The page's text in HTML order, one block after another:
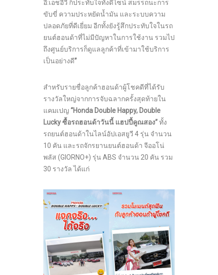
อี:เอชอีวี ก็ประทับใจทั้งดีไซน์ สมรรถนะการ
ขับขี่ ความประหยัดน้ำมัน และระบบความ
ปลอดภัยที่ดีเยี่ยม อีกทั้งยังรู้สึกประทับใจในรถ
ยนต์ฮอนด้าที่ไม่มีปัญหาในการใช้งาน รวมไป
ถึงศูนย์บริการก็ดูแลลูกค้าที่เข้ามาใช้บริการ
เป็นอย่างดี”
สำหรับรายชื่อลูกค้าฮอนด้าผู้โชคดีที่ได้รับ
รางวัลใหญ่จากการจับฉลากครั้งสุดท้ายใน
แคมเปญ “Honda Double Happy, Double
Lucky ซื้อรถฮอนด้าวันนี้ แฮปปี้คูณสอง”ทั้ง
รถยนต์ฮอนด้าในไลน์อัปเอสยูวี 4 รุ่น จำนวน
10 คัน และรถจักรยานยนต์ฮอนด้า จีออโน่
พลัส (GIORNO+) รุ่น ABS จำนวน 20 คัน รวม
30 รางวัล ได้แก่